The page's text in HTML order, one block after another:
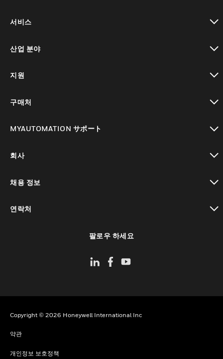
서비스
산업 분야
지원
구매처
MYAUTOMATION サポート
회사
채용 정보
연락처
팔로우 하세요
Copyright © 2026 Honeywell International Inc
약관
개인정보 보호정책